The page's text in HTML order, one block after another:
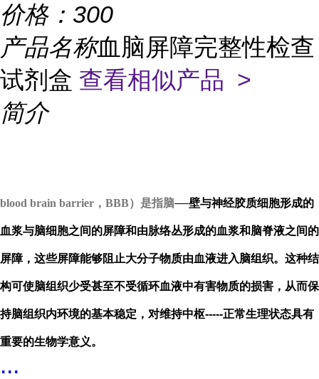
价格： 300
产品名称血脑屏障完整性检查
试剂盒 查看相似产品 >
简介
blood brain barrier，BBB）是指脑 壁与神经胶质细胞形成的
血浆与脑细胞之间的屏障和由脉络丛形成的血浆和脑脊液之间的
屏障，这些屏障能够阻止大分子物质由血液进入脑组织。这种结
构可使脑组织少受甚至不受循环血液中有害物质的损害，从而保
持脑组织内环境的基本稳定，对维持中枢-----正常生理状态具有
重要的生物学意义。
...